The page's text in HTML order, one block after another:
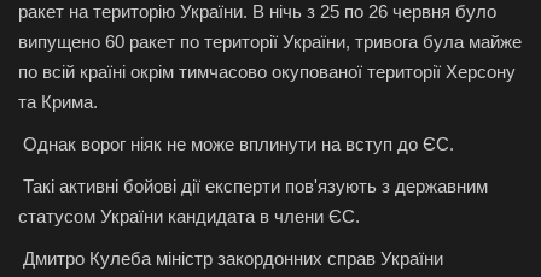
Авто
Відео
Мова
English Ukraine
ракет на територію України. В нічь з 25 по 26 червня було
випущено 60 ракет по території України, тривога була майже
по всій країні окрім тимчасово окупованої території Херсону
та Крима.
Однак ворог ніяк не може вплинути на вступ до ЄС.
Такі активні бойові дії експерти пов'язують з державним
статусом України кандидата в члени ЄС.
Дмитро Кулеба міністр закордонних справ України